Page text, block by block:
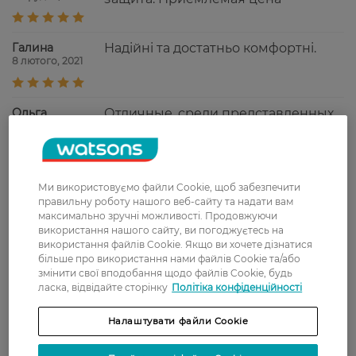
Галина
8 лютого, 2021
Надійні та достатньо комфортні.
Ольга
Отличные, среди представленных
прокладок - эти лучшие. Комфорт,
впитываемость, клеевой слой,
"нормал" у "Тэны" тоже неплохие,
но меньше и тоньше. Рекомендую
для обильных критических дней,
забудете про протекания.
Елена
29 жовтня, 2018
Удобные и работающие, срветую
тем, кто столкнулся с проблемой -
фиксирует влагу и запах
Показати ще
Ми використовуємо файли Cookie, щоб забезпечити
правильну роботу нашого веб-сайту та надати вам
максимально зручні можливості. Продовжуючи
використання нашого сайту, ви погоджуєтесь на
використання файлів Cookie. Якщо ви хочете дізнатися
більше про використання нами файлів Cookie та/або
змінити свої вподобання щодо файлів Cookie, будь
ласка, відвідайте сторінку Політіка конфіденційності
Налаштувати файли Cookie